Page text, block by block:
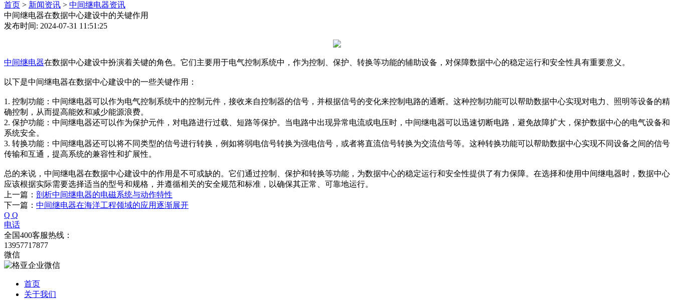
首页 > 新闻资讯 > 中间继电器资讯
中间继电器在数据中心建设中的关键作用
发布时间: 2024-07-31 11:51:25
中间继电器在数据中心建设中扮演着关键的角色。它们主要用于电气控制系统中，作为控制、保护、转换等功能的辅助设备，对保障数据中心的稳定运行和安全性具有重要意义。
以下是中间继电器在数据中心建设中的一些关键作用：
1. 控制功能：中间继电器可以作为电气控制系统中的控制元件，接收来自控制器的信号，并根据信号的变化来控制电路的通断。这种控制功能可以帮助数据中心实现对电力、照明等设备的精
确控制，从而提高能效和减少能源浪费。
2. 保护功能：中间继电器还可以作为保护元件，对电路进行过载、短路等保护。当电路中出现异常电流或电压时，中间继电器可以迅速切断电路，避免故障扩大，保护数据中心的电气设备和
系统安全。
3. 转换功能：中间继电器还可以将不同类型的信号进行转换，例如将弱电信号转换为强电信号，或者将直流信号转换为交流信号等。这种转换功能可以帮助数据中心实现不同设备之间的信号
传输和互通，提高系统的兼容性和扩展性。
总的来说，中间继电器在数据中心建设中的作用是不可或缺的。它们通过控制、保护和转换等功能，为数据中心的稳定运行和安全性提供了有力保障。在选择和使用中间继电器时，数据中心
应该根据实际需要选择适当的型号和规格，并遵循相关的安全规范和标准，以确保其正常、可靠地运行。
上一篇： 剖析中间继电器的电磁系统与动作特性
下一篇： 中间继电器在海洋工程领域的应用逐渐展开
Q Q
电话
全国400客服热线：
13957717877
微信
首页
关于我们